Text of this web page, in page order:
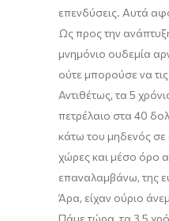
επενδύσεις. Αυτά
Ως προς την
μνημόνιο ουδεμία
ούτε μπορούσε να
Αντιθέτως, τα 5
πετρέλαιο στα 40
κάτω του μηδενός σε
χώρες και μέσο όρο
επαναλαμβάνω, της
Άρα, είχαν ούριο